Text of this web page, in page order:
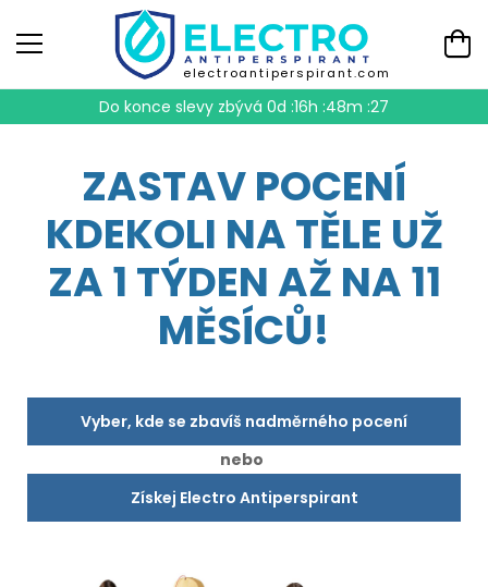
electroantiperspirant.com
Do konce slevy zbývá 0d :16h :48m :27
ZASTAV POCENÍ
KDEKOLI NA TĚLE UŽ
ZA 1 TÝDEN AŽ NA 11
MĚSÍCŮ!
Vyber, kde se zbavíš nadměrného pocení
nebo
Získej Electro Antiperspirant